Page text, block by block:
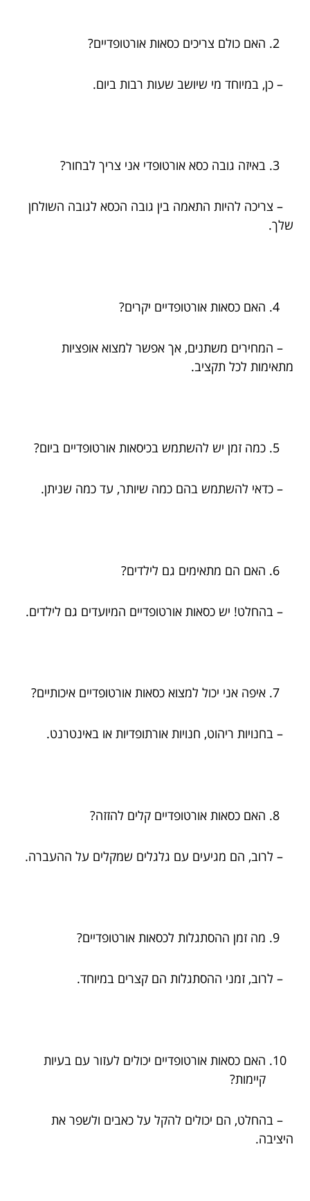
האם כולם צריכים כסאות אורטופדיים?
– כן, במיוחד מי שיושב שעות רבות ביום.
באיזה גובה כסא אורטופדי אני צריך לבחור?
– צריכה להיות התאמה בין גובה הכסא לגובה השולחן
שלך.
האם כסאות אורטופדיים יקרים?
– המחירים משתנים, אך אפשר למצוא אופציות
מתאימות לכל תקציב.
כמה זמן יש להשתמש בכיסאות אורטופדיים ביום?
– כדאי להשתמש בהם כמה שיותר, עד כמה שניתן.
האם הם מתאימים גם לילדים?
– בהחלט! יש כסאות אורטופדיים המיועדים גם לילדים.
איפה אני יכול למצוא כסאות אורטופדיים איכותיים?
– בחנויות ריהוט, חנויות אורתופדיות או באינטרנט.
האם כסאות אורטופדיים קלים להזזה?
– לרוב, הם מגיעים עם גלגלים שמקלים על ההעברה.
מה זמן ההסתגלות לכסאות אורטופדיים?
– לרוב, זמני ההסתגלות הם קצרים במיוחד.
האם כסאות אורטופדיים יכולים לעזור עם בעיות
קיימות?
– בהחלט, הם יכולים להקל על כאבים ולשפר את
היציבה.